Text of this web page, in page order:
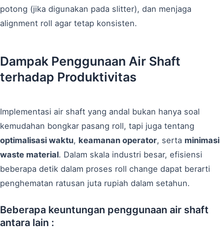
potong (jika digunakan pada slitter), dan menjaga
alignment roll agar tetap konsisten.
Dampak Penggunaan Air Shaft
terhadap Produktivitas
Implementasi air shaft yang andal bukan hanya soal
kemudahan bongkar pasang roll, tapi juga tentang
optimalisasi waktu, keamanan operator, serta minimasi
waste material. Dalam skala industri besar, efisiensi
beberapa detik dalam proses roll change dapat berarti
penghematan ratusan juta rupiah dalam setahun.
Beberapa keuntungan penggunaan air shaft
antara lain :